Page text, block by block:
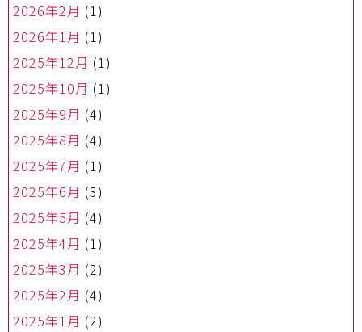
2026年2月 (1)
2026年1月 (1)
2025年12月 (1)
2025年10月 (1)
2025年9月 (4)
2025年8月 (4)
2025年7月 (1)
2025年6月 (3)
2025年5月 (4)
2025年4月 (1)
2025年3月 (2)
2025年2月 (4)
2025年1月 (2)